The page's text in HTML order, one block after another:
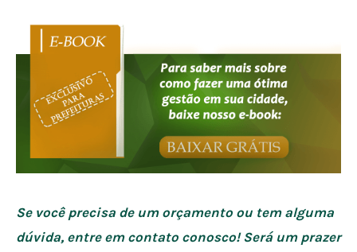
Se você precisa de um orçamento ou tem alguma
dúvida, entre em contato conosco! Será um prazer